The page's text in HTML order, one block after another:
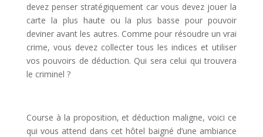
devez penser stratégiquement car vous devez jouer la
carte la plus haute ou la plus basse pour pouvoir
deviner avant les autres. Comme pour résoudre un vrai
crime, vous devez collecter tous les indices et utiliser
vos pouvoirs de déduction. Qui sera celui qui trouvera
le criminel ?
Course à la proposition, et déduction maligne, voici ce
qui vous attend dans cet hôtel baigné d’une ambiance